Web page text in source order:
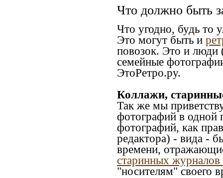
Что должно быть
Что угодно, будь то
Это могут быть и
повозок. Это и люди
семейные
ЭтоРетро.ру.
Коллажи,
Так же мы
фотографий в одной
фотографий, как
редактора) - вида -
времени,
старинных журналов
"носителям" своего